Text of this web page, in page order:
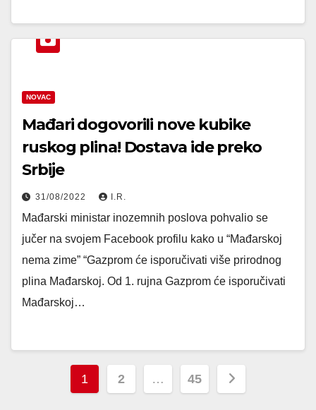
NOVAC
Mađari dogovorili nove kubike
ruskog plina! Dostava ide preko
Srbije
31/08/2022 I.R.
Mađarski ministar inozemnih poslova pohvalio se
jučer na svojem Facebook profilu kako u “Mađarskoj
nema zime” “Gazprom će isporučivati više prirodnog
plina Mađarskoj. Od 1. rujna Gazprom će isporučivati
Mađarskoj…
Posts
1 2 … 45